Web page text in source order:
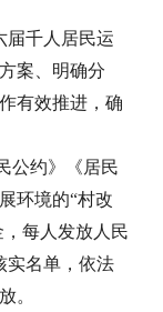
届千人居民运
案、明确分
有效推进，确
公约》《居民
环境的“村改
，每人发放人民
实名单，依法
。